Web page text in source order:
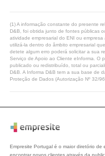
(1) A informação constante do presente
D&B, foi obtida junto de fontes públicas
atividade empresarial do ENI ou
utilizá-la dentro do âmbito empresarial
detete algum erro poderá solicitar a sua
Serviço de Apoio ao Cliente eInforma. O
publicado ou redistribuído, total ou
D&B. A Informa D&B tem a sua base de
Proteção de Dados (Autorização Nº 32/
Empresite Portugal é o maior diretório